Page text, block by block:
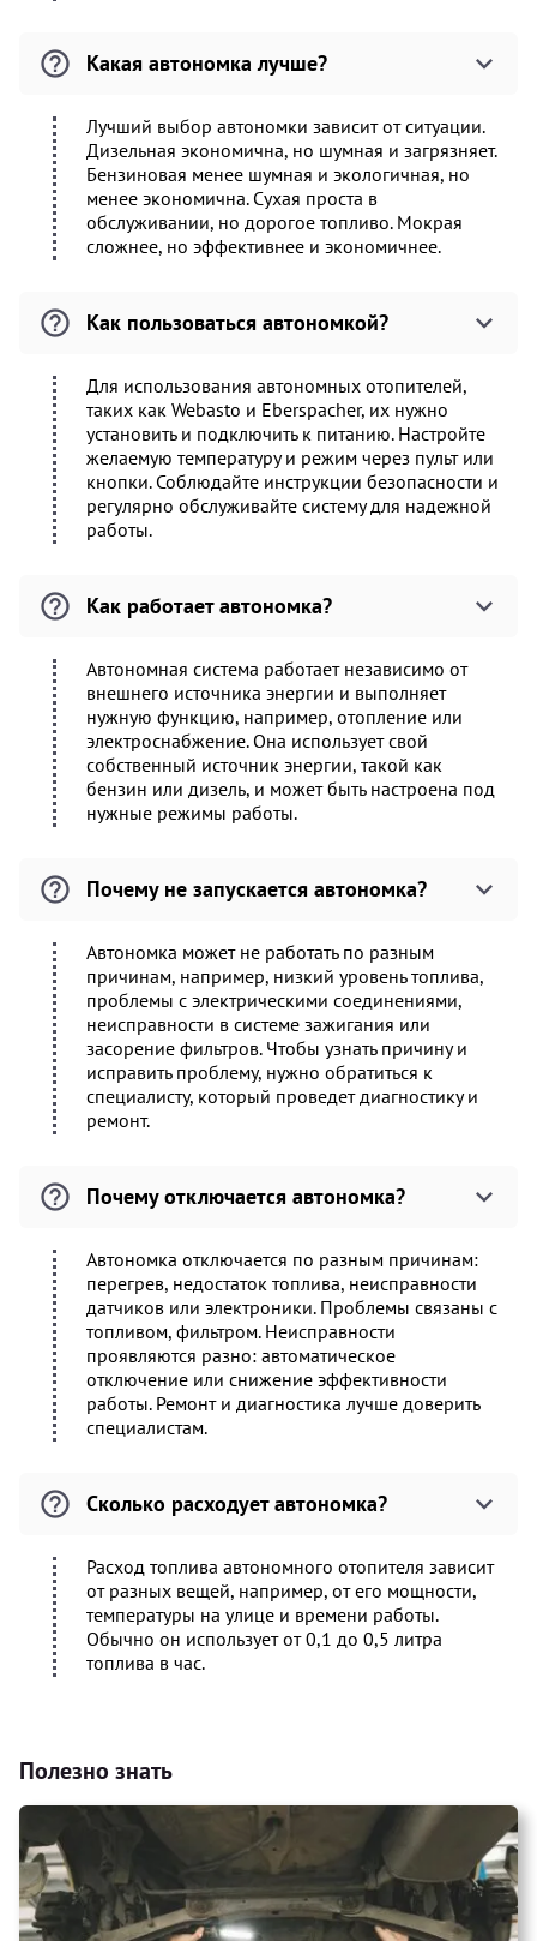
Какая автономка лучше?
Лучший выбор автономки зависит от ситуации.
Дизельная экономична, но шумная и загрязняет.
Бензиновая менее шумная и экологичная, но
менее экономична. Сухая проста в
обслуживании, но дорогое топливо. Мокрая
сложнее, но эффективнее и экономичнее.
Как пользоваться автономкой?
Для использования автономных отопителей,
таких как Webasto и Eberspacher, их нужно
установить и подключить к питанию. Настройте
желаемую температуру и режим через пульт или
кнопки. Соблюдайте инструкции безопасности и
регулярно обслуживайте систему для надежной
работы.
Как работает автономка?
Автономная система работает независимо от
внешнего источника энергии и выполняет
нужную функцию, например, отопление или
электроснабжение. Она использует свой
собственный источник энергии, такой как
бензин или дизель, и может быть настроена под
нужные режимы работы.
Почему не запускается автономка?
Автономка может не работать по разным
причинам, например, низкий уровень топлива,
проблемы с электрическими соединениями,
неисправности в системе зажигания или
засорение фильтров. Чтобы узнать причину и
исправить проблему, нужно обратиться к
специалисту, который проведет диагностику и
ремонт.
Почему отключается автономка?
Автономка отключается по разным причинам:
перегрев, недостаток топлива, неисправности
датчиков или электроники. Проблемы связаны с
топливом, фильтром. Неисправности
проявляются разно: автоматическое
отключение или снижение эффективности
работы. Ремонт и диагностика лучше доверить
специалистам.
Сколько расходует автономка?
Расход топлива автономного отопителя зависит
от разных вещей, например, от его мощности,
температуры на улице и времени работы.
Обычно он использует от 0,1 до 0,5 литра
топлива в час.
Полезно знать